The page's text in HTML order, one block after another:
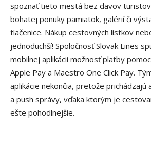
spoznať tieto mestá bez davov
bohatej ponuky pamiatok, galérií či
tlačenice. Nákup cestovných lístkov
jednoduchší! Spoločnosť Slovak Lines
mobilnej aplikácii možnosť platby
Apple Pay a Maestro One Click Pay.
aplikácie nekončia, pretože prichádzajú
a push správy, vďaka ktorým je
ešte pohodlnejšie.